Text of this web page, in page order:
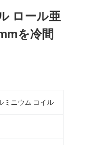
ロール亜
を冷間
ミニウム コイル